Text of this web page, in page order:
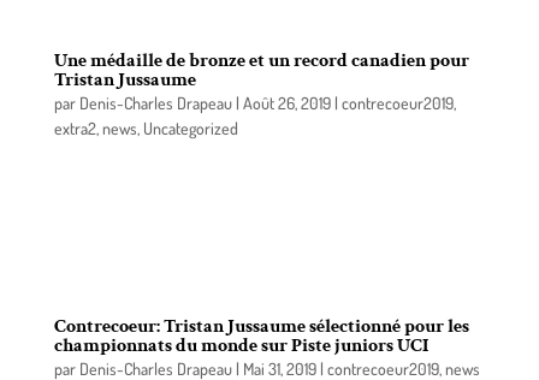
Une médaille de bronze et un record canadien pour
Tristan Jussaume
par Denis-Charles Drapeau| Août 26, 2019| contrecoeur2019,
extra2,news, Uncategorized
Contrecoeur: Tristan Jussaume sélectionné pour les
championnats du monde sur Piste juniors UCI
par Denis-Charles Drapeau| Mai 31, 2019| contrecoeur2019,news